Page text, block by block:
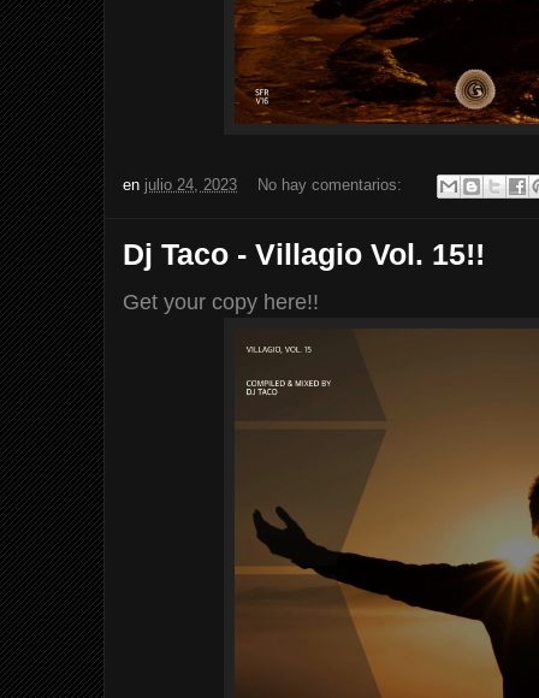
en julio 24, 2023 No hay comentarios:
Dj Taco - Villagio Vol. 15!!
Get your copy here!!